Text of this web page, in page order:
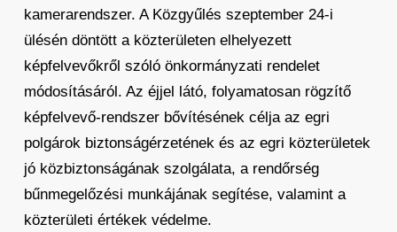
kamerarendszer. A Közgyűlés szeptember 24-i
ülésén döntött a közterületen elhelyezett
képfelvevőkről szóló önkormányzati rendelet
módosításáról. Az éjjel látó, folyamatosan rögzítő
képfelvevő-rendszer bővítésének célja az egri
polgárok biztonságérzetének és az egri közterületek
jó közbiztonságának szolgálata, a rendőrség
bűnmegelőzési munkájának segítése, valamint a
közterületi értékek védelme.